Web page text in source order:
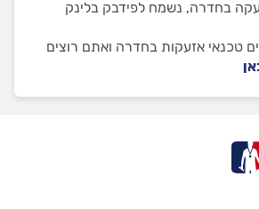
בחדרה, נשמח לפידבק בלינק
טכנאי אזעקות בחדרה ואתם רוצים